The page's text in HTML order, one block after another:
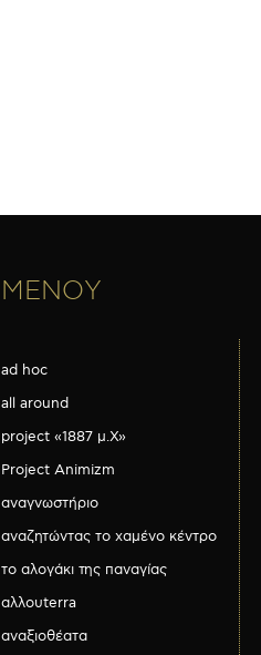
ΜΕΝΟΥ
ad hoc
all around
project «1887 μ.Χ»
Project Animizm
αναγνωστήριο
αναζητώντας το χαμένο κέντρο
το αλογάκι της παναγίας
αλλουterra
αναξιοθέατα